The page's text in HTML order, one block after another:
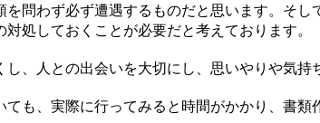
問わず必ず遭遇するものだと思います。そ
処しておくことが必要だと考えております。
、人との出会いを大切にし、思いやりや気持
も、実際に行ってみると時間がかかり、書